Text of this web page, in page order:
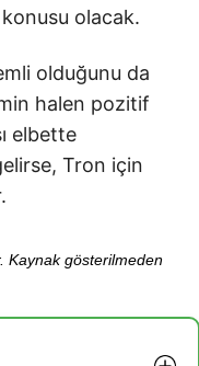
olacak.
olduğunu da
halen pozitif
elbette
Tron için
Kaynak gösterilmeden